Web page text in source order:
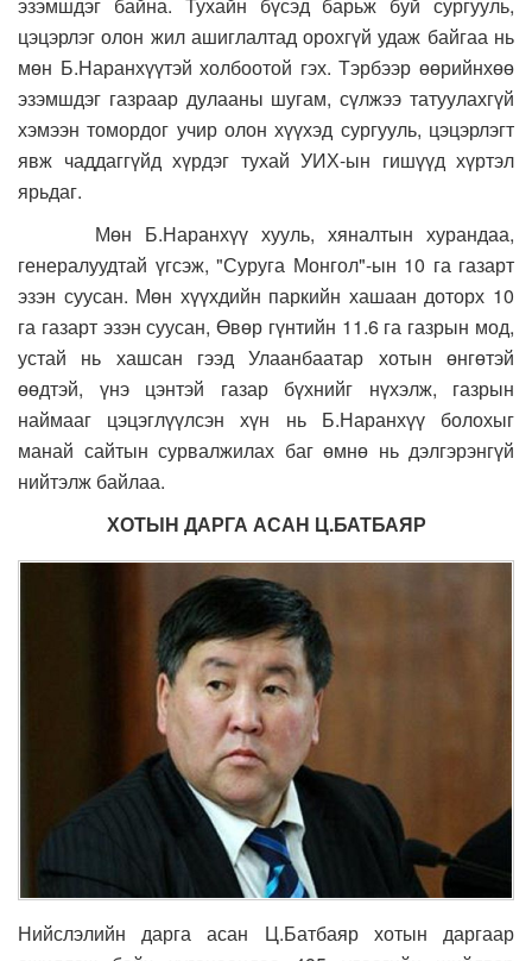
цэцэрлэг олон жил ашиглалтад орохгүй удаж байгаа нь
мөн Б.Наранхүүтэй холбоотой гэх. Тэрбээр өөрийнхөө
эзэмшдэг газраар дулааны шугам, сүлжээ татуулахгүй
хэмээн томордог учир олон хүүхэд сургууль, цэцэрлэгт
явж чаддаггүйд хүрдэг тухай УИХ-ын гишүүд хүртэл
ярьдаг.
Мөн Б.Наранхүү хууль, хяналтын хурандаа,
генералуудтай үгсэж, "Суруга Монгол"-ын 10 га газарт
эзэн суусан. Мөн хүүхдийн паркийн хашаан доторх 10
га газарт эзэн суусан, Өвөр гүнтийн 11.6 га газрын мод,
устай нь хашсан гээд Улаанбаатар хотын өнгөтэй
өөдтэй, үнэ цэнтэй газар бүхнийг нүхэлж, газрын
наймааг цэцэглүүлсэн хүн нь Б.Наранхүү болохыг
манай сайтын сурвалжилах баг өмнө нь дэлгэрэнгүй
нийтэлж байлаа.
ХОТЫН ДАРГА АСАН Ц.БАТБАЯР
Нийслэлийн дарга асан Ц.Батбаяр хотын даргаар